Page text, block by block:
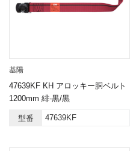
基陽
47639KF KH アロッキー胴ベルト
1200mm 緋-黒/黒
型番 47639KF